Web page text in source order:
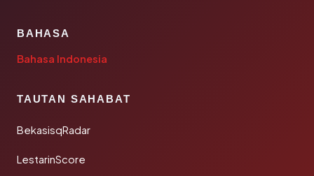
BAHASA
Bahasa Indonesia
TAUTAN SAHABAT
BekasisqRadar
LestarinScore